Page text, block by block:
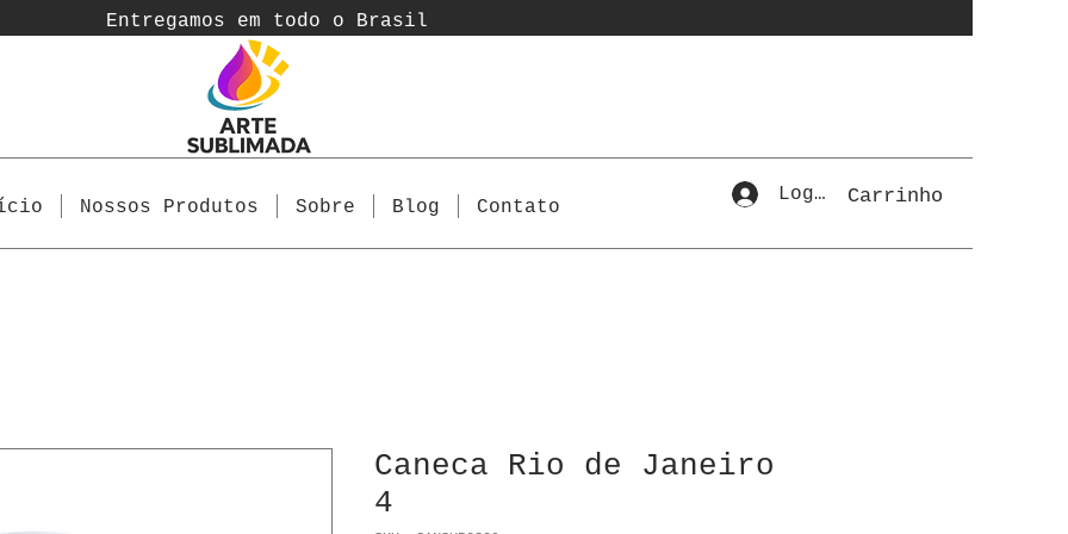
Entregamos em todo o Brasil
Nossos Produtos Sobre Blog Contato
Login Carrinho
Caneca Rio de Janeiro
4